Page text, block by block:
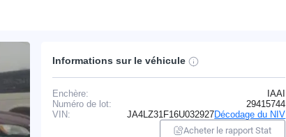
Informations sur le véhicule
Enchère:
IAAI
Numéro de lot:
29415744
VIN:
JA4LZ31F16U032927Décodage du NIV
Acheter le rapport Stat